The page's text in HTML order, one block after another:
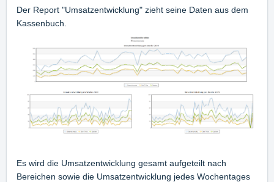
Der Report "Umsatzentwicklung" zieht seine Daten aus dem
Kassenbuch.
Es wird die Umsatzentwicklung gesamt aufgeteilt nach
Bereichen sowie die Umsatzentwicklung jedes Wochentages